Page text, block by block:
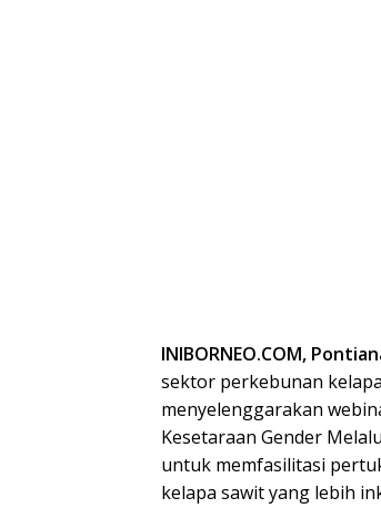
INIBORNEO.COM,
sektor perkebunan
menyelenggarakan
Kesetaraan Gender
untuk memfasilitasi
kelapa sawit yang lebih